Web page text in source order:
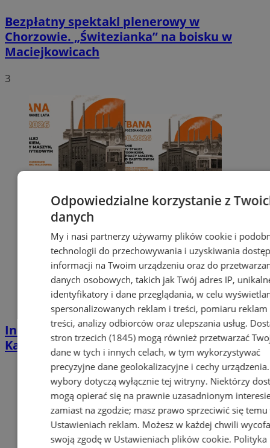
Bezpłatny spektakl plenerowy w
Chorzowie. „Świtezianka” na boisku w
Maciejkowicach
3
Industrialna podróż przez Chorzów i
Katowice. Nadchodzi HUTBANA 2026
Odpowiedzialne korzystanie z
danych
My i nasi partnerzy używamy plików cookie i
technologii do przechowywania i uzyskiwania
informacji na Twoim urządzeniu oraz do
danych osobowych, takich jak Twój adres IP,
identyfikatory i dane przeglądania, w celu
spersonalizowanych reklam i treści, pomiaru reklam
treści, analizy odbiorców oraz ulepszania usług.
stron trzecich (1845)mogą również przetwarzać
dane w tych i innych celach, w tym wykorzystywać
precyzyjne dane geolokalizacyjne i cechy
wybory dotyczą wyłącznie tej witryny. Niektórzy
mogą opierać się na prawnie uzasadnionym
zamiast na zgodzie; masz prawo sprzeciwić się temu
Ustawieniach reklam. Możesz w każdej chwili
swoją zgodę w Ustawieniach plików cookie. Polityka